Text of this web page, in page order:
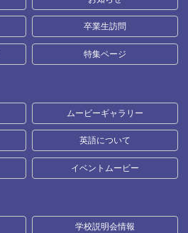
卒業生訪問
特集ページ
ムービーギャラリー
英語について
イベントムービー
学校説明会情報